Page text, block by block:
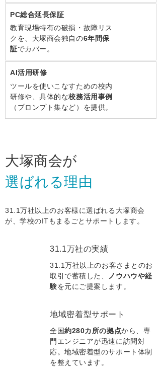
PC総合延長保証
教育現場特有の破損・故障リス
クを、大塚商会独自の6年間保
証でカバー。
AI活用研修
ツールを使いこなすための校内
研修や、具体的な校務活用事例
（プロンプト集など）を提供。
大塚商会が
選ばれる理由
31.1万社以上のお客様に選ばれる大塚商会
が、学校のITもまるごとサポートします。
31.1万社の実績
31.1万社以上のお客さまとのお
取引で蓄積した、 ノウハウや経
験を元にご提案します。
地域密着型サポート
全国約280カ所の拠点から、専
門エンジニアが迅速に訪問対
応。地域密着型のサポート体制
を整えています。